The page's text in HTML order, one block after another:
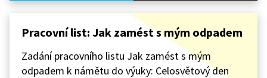
Pracovní list: Jak zamést s mým odpadem
Zadání pracovního listu Jak zamést s mým
odpadem k námětu do výuky: Celosvětový den